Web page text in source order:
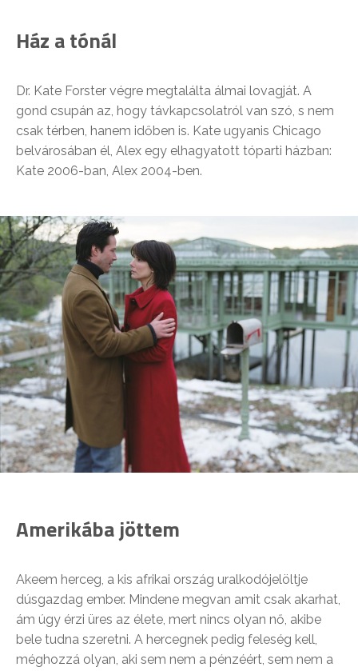
Ház a tónál
Dr. Kate Forster végre megtalálta álmai lovagját. A
gond csupán az, hogy távkapcsolatról van szó, s nem
csak térben, hanem időben is. Kate ugyanis Chicago
belvárosában él, Alex egy elhagyatott tóparti házban:
Kate 2006-ban, Alex 2004-ben.
Amerikába jöttem
Akeem herceg, a kis afrikai ország uralkodójelöltje
dúsgazdag ember. Mindene megvan amit csak akarhat,
ám úgy érzi üres az élete, mert nincs olyan nő, akibe
bele tudna szeretni. A hercegnek pedig feleség kell,
méghozzá olyan, aki sem nem a pénzéért, sem nem a